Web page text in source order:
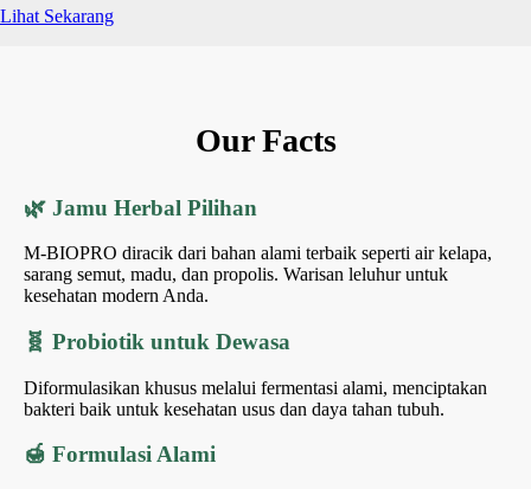
Lihat Sekarang
Our Facts
🌿 Jamu Herbal Pilihan
M-BIOPRO diracik dari bahan alami terbaik seperti air kelapa,
sarang semut, madu, dan propolis. Warisan leluhur untuk
kesehatan modern Anda.
🧬 Probiotik untuk Dewasa
Diformulasikan khusus melalui fermentasi alami, menciptakan
bakteri baik untuk kesehatan usus dan daya tahan tubuh.
🍯 Formulasi Alami